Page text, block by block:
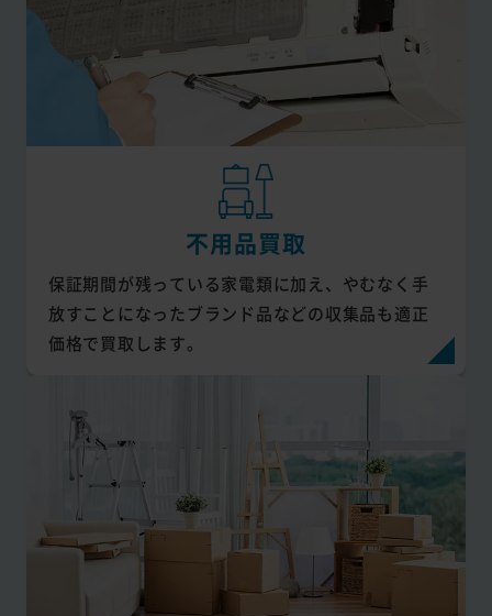
不用品買取
保証期間が残っている家電類に加え、やむなく手
放すことになったブランド品などの収集品も適正
価格で買取します。